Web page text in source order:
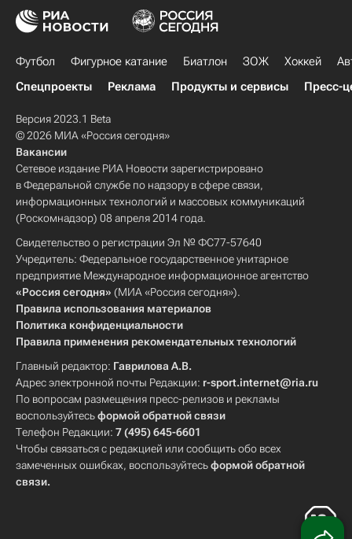
Футбол Фигурное катание Биатлон ЗОЖ Хоккей
Спецпроекты
Реклама Продукты и сервисы Пресс-
Версия 2023.1 Beta
© 2026 МИА «Россия сегодня»
Вакансии
Сетевое издание РИА Новости зарегистрировано
в Федеральной службе по надзору в сфере связи,
информационных технологий и массовых коммуникаций
(Роскомнадзор) 08 апреля 2014 года.
Свидетельство о регистрации Эл № ФС77-57640
Учредитель: Федеральное государственное унитарное
предприятие Международное информационное агентство
«Россия сегодня» (МИА «Россия сегодня»).
Правила использования материалов
Политика конфиденциальности
Правила применения рекомендательных технологий
Главный редактор: Гаврилова А.В.
Адрес электронной почты Редакции: r-sport.internet@ria.ru
По вопросам размещения пресс-релизов и рекламы
воспользуйтесьформой обратной связи
Телефон Редакции: 7 (495) 645-6601
Чтобы связаться с редакцией или сообщить обо всех
замеченных ошибках, воспользуйтесьформой обратной
связи.